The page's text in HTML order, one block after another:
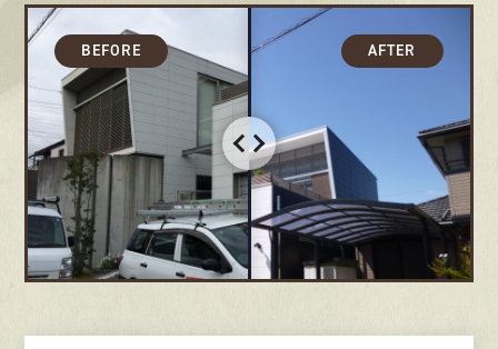
先輩インタビュー
エントリー
有資格者 が、無料建物診断いたします!!
0120-44-2605